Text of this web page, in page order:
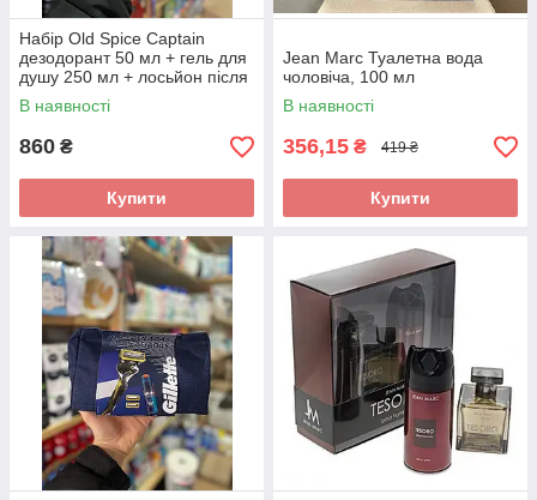
Набір Old Spice Captain
дезодорант 50 мл + гель для
душу 250 мл + лосьйон після
гоління 100 мл
В наявності
860 ₴
Купити
Jean Marc Туалетна вода
чоловіча, 100 мл
В наявності
356,15 ₴ 419 ₴
Купити